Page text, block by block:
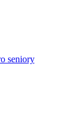
seniory